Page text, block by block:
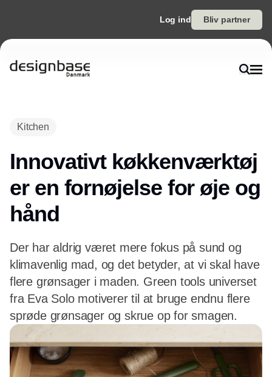
Log ind Bliv partner
Kitchen
Innovativt køkkenværktøj
er en fornøjelse for øje og
hånd
Der har aldrig været mere fokus på sund og
klimavenlig mad, og det betyder, at vi skal have
flere grønsager i maden. Green tools universet
fra Eva Solo motiverer til at bruge endnu flere
sprøde grønsager og skrue op for smagen.